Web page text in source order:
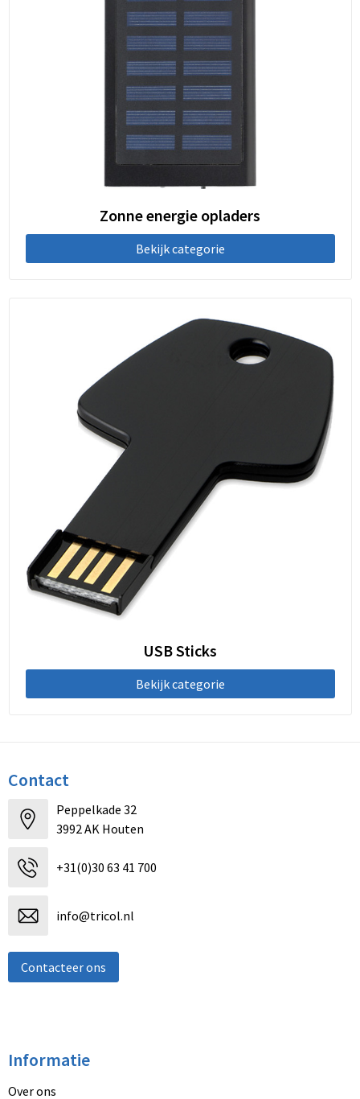
Zonne energie opladers
Bekijk categorie
USB Sticks
Bekijk categorie
Contact
Peppelkade 32
3992 AK Houten
+31(0)30 63 41 700
info@tricol.nl
Contacteer ons
Informatie
Over ons